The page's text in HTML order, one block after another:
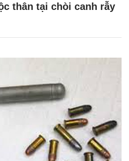
thân tại chòi canh rẫy